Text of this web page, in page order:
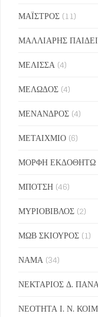
ΜΑΪΣΤΡΟΣ (11)
ΜΑΛΛΙΑΡΗΣ
ΜΕΛΙΣΣΑ (4)
ΜΕΛΩΔΟΣ (4)
ΜΕΝΑΝΔΡΟΣ (4)
ΜΕΤΑΙΧΜΙΟ (6)
ΜΟΡΦΗ ΕΚΔΟΘΗΤΩ
ΜΠΟΤΣΗ (46)
ΜΥΡΙΟΒΙΒΛΟΣ (2)
ΜΩΒ ΣΚΙΟΥΡΟΣ (1)
ΝΑΜΑ (34)
ΝΕΚΤΑΡΙΟΣ Δ.
ΝΕΟΤΗΤΑ Ι. Ν.